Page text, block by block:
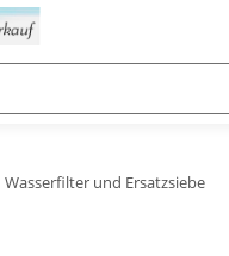
Wasserfilter und Ersatzsiebe